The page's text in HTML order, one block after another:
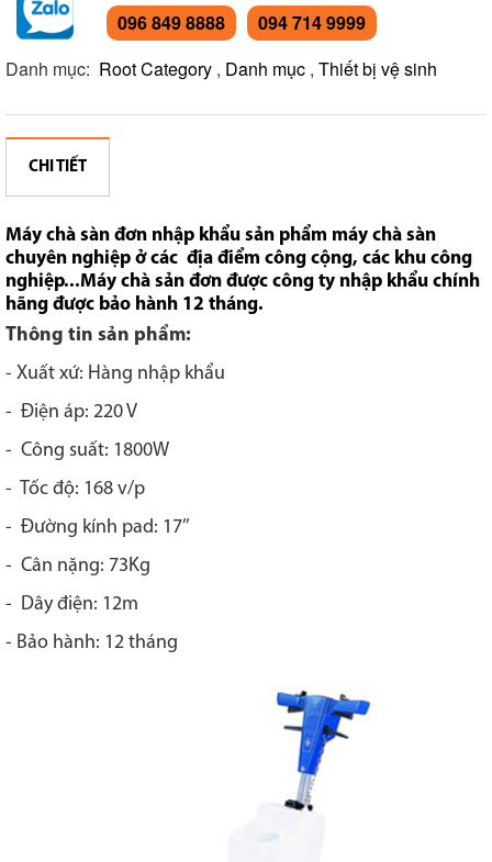
096 849 8888
094 714 9999
Danh mục: Root Category , Danh mục , Thiết bị vệ sinh
CHI TIẾT
Máy chà sàn đơn nhập khẩu sản phẩm máy chà sàn
chuyên nghiệp ở các địa điểm công cộng, các khu công
nghiệp...Máy chà sản đơn được công ty nhập khẩu chính
hãng được bảo hành 12 tháng.
Thông tin sản phẩm:
- Xuất xứ: Hàng nhập khẩu
- Điện áp: 220 V
- Công suất: 1800W
- Tốc độ: 168 v/p
- Đường kính pad: 17’’
- Cân nặng: 73Kg
- Dây điện: 12m
- Bảo hành: 12 tháng